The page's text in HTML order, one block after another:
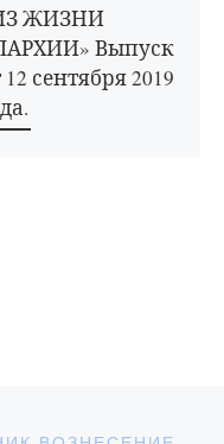
ЖИЗНИ
Выпуск
12 сентября 2019